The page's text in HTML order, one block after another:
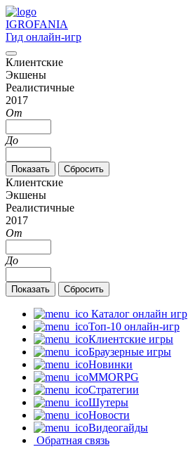
IGROFANIA
Гид онлайн-игр
Клиентские
Экшены
Реалистичные
2017
От
До
Клиентские
Экшены
Реалистичные
2017
От
До
Каталог онлайн игр
Топ-10 онлайн-игр
Клиентские игры
Браузерные игры
Новинки
MMORPG
Стратегии
Шутеры
Новости
Видеогайды
Обратная связь